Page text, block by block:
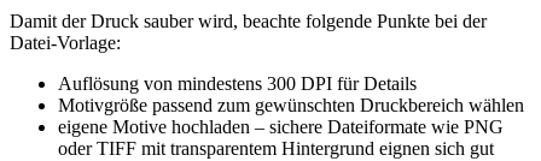
Damit der Druck sauber wird, beachte folgende Punkte bei der
Datei-Vorlage:
Auflösung von mindestens 300 DPI für Details
Motivgröße passend zum gewünschten Druckbereich wählen
eigene Motive hochladen – sichere Dateiformate wie PNG
oder TIFF mit transparentem Hintergrund eignen sich gut